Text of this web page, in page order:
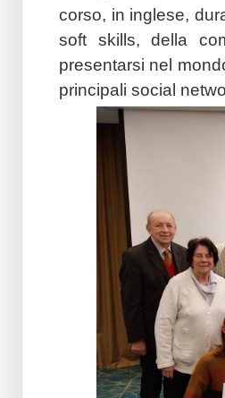
corso, in inglese,
soft skills, della
presentarsi nel
principali social